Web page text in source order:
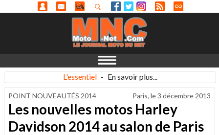
L'essentiel - En savoir plus...
POINT NOUVEAUTÉS 2014 Paris, le3 décembre 2013
Les nouvelles motos Harley
Davidson 2014 au salon de Paris